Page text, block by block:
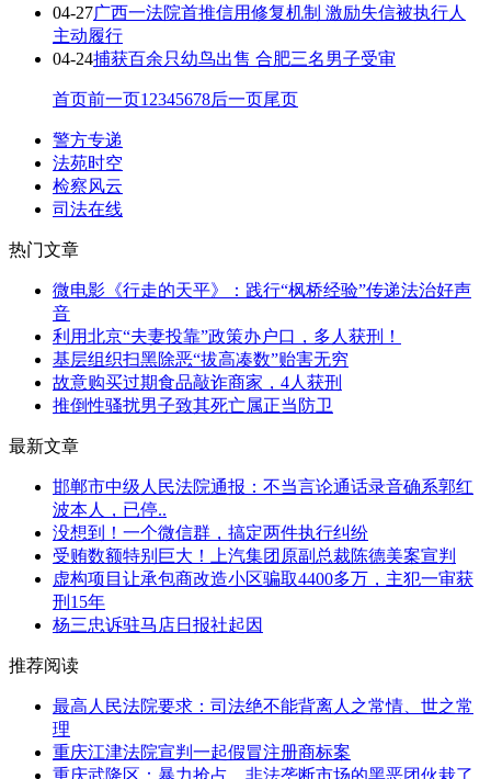
04-27广西一法院首推信用修复机制 激励失信被执行人
主动履行
04-24捕获百余只幼鸟出售 合肥三名男子受审
首页前一页1 2345678后一页尾页
警方专递
法苑时空
检察风云
司法在线
热门文章
微电影《行走的天平》：践行“枫桥经验”传递法治好声
音
利用北京“夫妻投靠”政策办户口，多人获刑！
基层组织扫黑除恶“拔高凑数”贻害无穷
故意购买过期食品敲诈商家，4人获刑
推倒性骚扰男子致其死亡属正当防卫
最新文章
邯郸市中级人民法院通报：不当言论通话录音确系郭红
波本人，已停..
没想到！一个微信群，搞定两件执行纠纷
受贿数额特别巨大！上汽集团原副总裁陈德美案宣判
虚构项目让承包商改造小区骗取4400多万，主犯一审获
刑15年
杨三忠诉驻马店日报社起因
推荐阅读
最高人民法院要求：司法绝不能背离人之常情、世之常
理
重庆江津法院宣判一起假冒注册商标案
重庆武隆区：暴力抢占、非法垄断市场的黑恶团伙栽了